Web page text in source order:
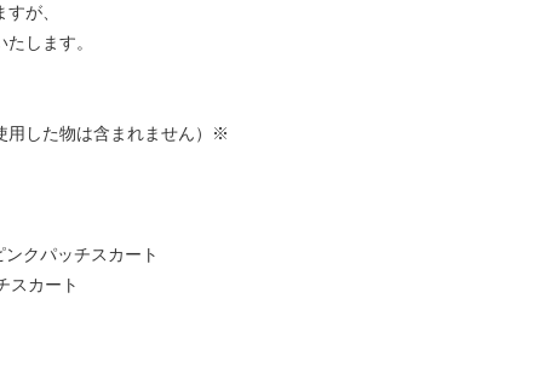
が、
します。
用した物は含まれません）※
クパッチスカート